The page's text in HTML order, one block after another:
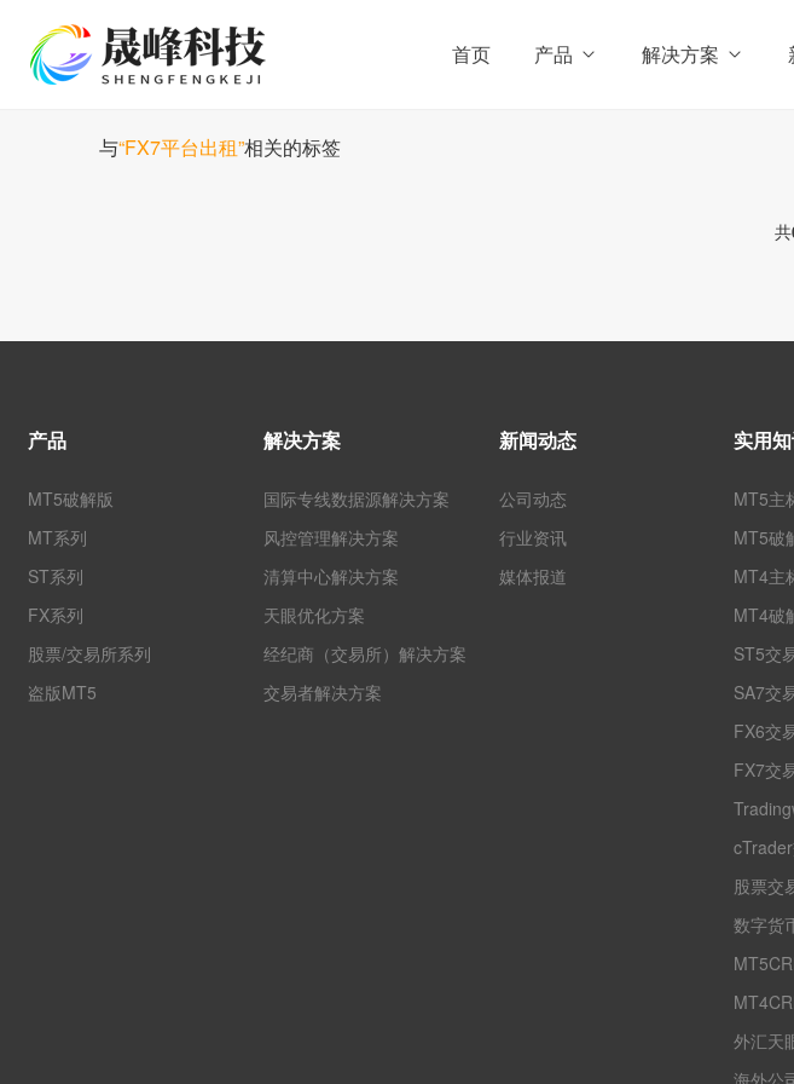
首页 产品 解决方案
与“FX7平台出租”相关的标签
共
产品
MT5破解版
MT系列
ST系列
FX系列
股票/交易所系列
盗版MT5
解决方案
国际专线数据源解决方案
风控管理解决方案
清算中心解决方案
天眼优化方案
经纪商（交易所）解决方案
交易者解决方案
新闻动态
公司动态
行业资讯
媒体报道
实用
MT5主
MT5破
MT4主
MT4破
ST5交
SA7交
FX6交
FX7交
股票交
数字货
外汇天
海外公